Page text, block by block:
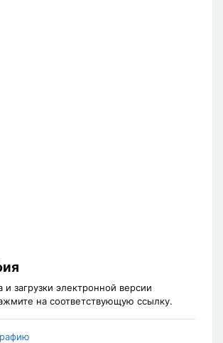
загрузки электронной версии
на соответствующую ссылку.